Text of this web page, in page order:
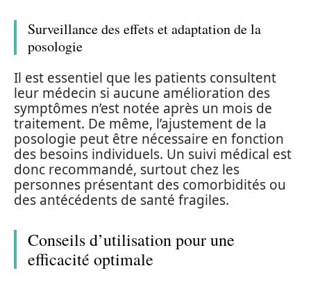
Surveillance des effets et adaptation de la
posologie
Il est essentiel que les patients consultent
leur médecin si aucune amélioration des
symptômes n’est notée après un mois de
traitement. De même, l’ajustement de la
posologie peut être nécessaire en fonction
des besoins individuels. Un suivi médical est
donc recommandé, surtout chez les
personnes présentant des comorbidités ou
des antécédents de santé fragiles.
Conseils d’utilisation pour une
efficacité optimale